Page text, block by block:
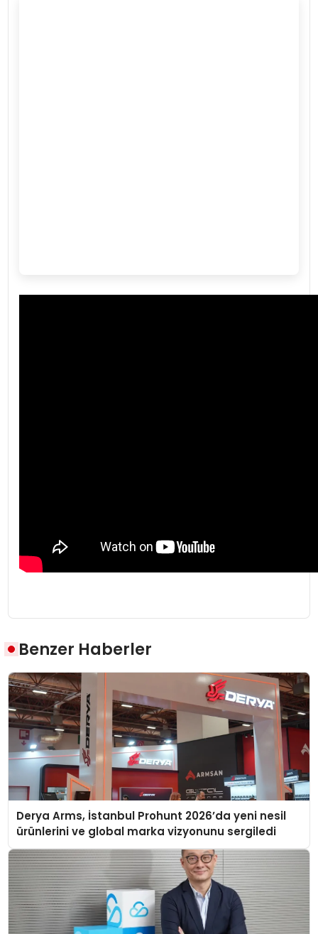
Benzer Haberler
Derya Arms, İstanbul Prohunt 2026’da yeni nesil
ürünlerini ve global marka vizyonunu sergiledi